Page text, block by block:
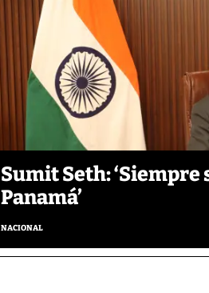
Sumit Seth:
Panamá’
NACIONAL